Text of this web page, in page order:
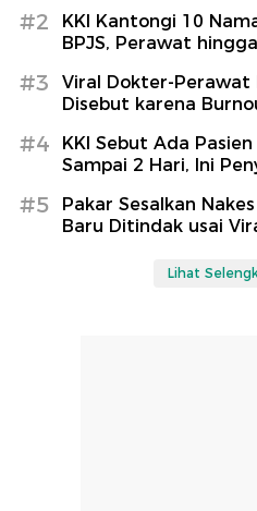
#2
KKI Kantongi 10
BPJS, Perawat
#3
Viral Dokter-Perawat
Disebut karena
#4
KKI Sebut Ada
Sampai 2 Hari, Ini
#5
Pakar Sesalkan
Baru Ditindak usai
Lihat